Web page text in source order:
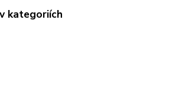
kategoriích